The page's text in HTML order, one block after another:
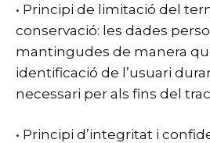
• Principi de limitació del
conservació: les dades
mantingudes de manera
identificació de l’usuari
necessari per als fins del
• Principi d’integritat i